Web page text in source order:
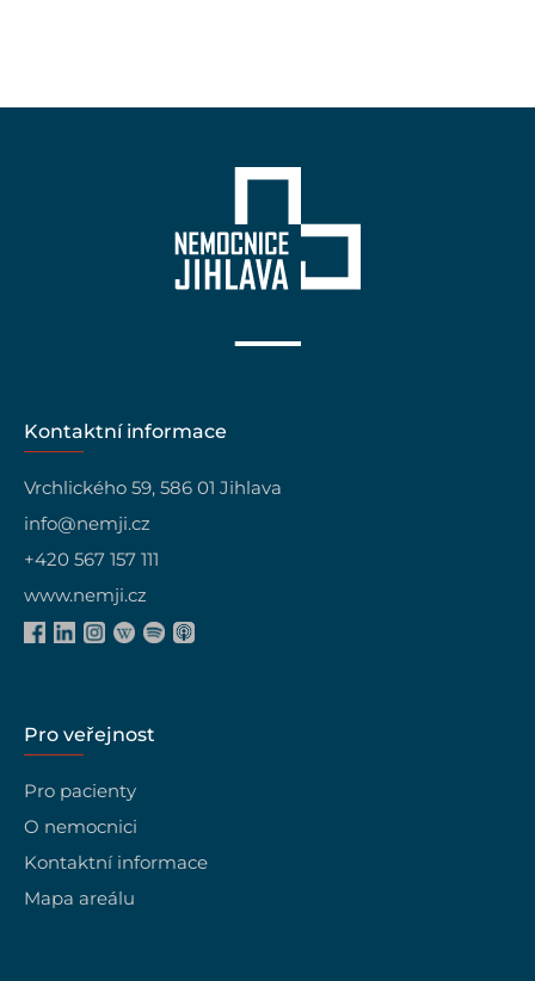
Kontaktní informace
Vrchlického 59, 586 01 Jihlava
info@nemji.cz
+420 567 157 111
www.nemji.cz
Pro veřejnost
Pro pacienty
O nemocnici
Kontaktní informace
Mapa areálu